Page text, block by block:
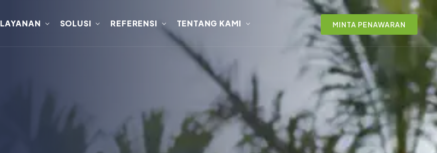
LAYANAN SOLUSI REFERENSI TENTANG KAMI MINTA PENAWARAN